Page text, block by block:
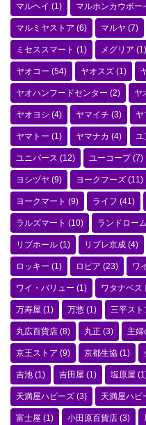
マルヘイ (1) マルホンカウボー
マルミヤストア (6) マルヤ (7)
ミセススマート (1) メグリア (1)
ヤオコー (54) ヤオスズ (1)
ヤオハンフードセンター (2) ヤ
ヤオヨシ (4) ヤマイチ (3) ヤ
ヤマトー (1) ヤマナカ (4) ユ
ユニバース (12) ユーコープ(7)
ヨシヅヤ (9) ヨークフーズ (11)
ヨークマート (9) ライフ (41)
ラルズマート (10) ランドローム
リブホール (1) リブレ京成 (4)
ロッキー (1) ロピア (23) ワ
ワイ・バリュー (1) ワタナベス
万寿屋 (1) 万惣 (1) 三平スト
丸広百貨店 (8) 丸正 (3) 主婦
京王ストア (9) 京都生協 (1)
吉池 (1) 吉田屋 (1) 塩原屋
天満屋ハピーズ (3) 天満屋ハピ
富士屋 (1) 小田原百貨店 (3)